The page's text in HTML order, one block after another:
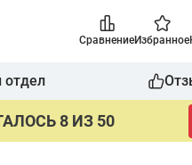
СравнениеИзбранное
отдел
8 ИЗ 50